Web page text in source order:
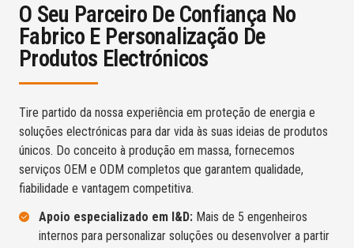
O Seu Parceiro De Confiança No
Fabrico E Personalização De
Produtos Electrónicos
Tire partido da nossa experiência em proteção de energia e
soluções electrónicas para dar vida às suas ideias de produtos
únicos. Do conceito à produção em massa, fornecemos
serviços OEM e ODM completos que garantem qualidade,
fiabilidade e vantagem competitiva.
Apoio especializado em I&D: Mais de 5 engenheiros
internos para personalizar soluções ou desenvolver a partir